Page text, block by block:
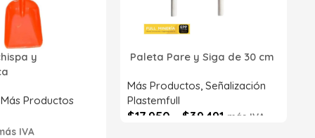
y
Más Productos
IVA
Paleta Pare y Siga de 30 cm
Más Productos,Señalización
Plastemfull
$17.950 $39.491 más IVA